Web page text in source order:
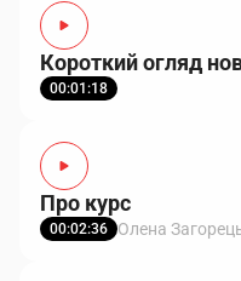
Короткий огляд
00:01:18
Про курс
00:02:36 Олена